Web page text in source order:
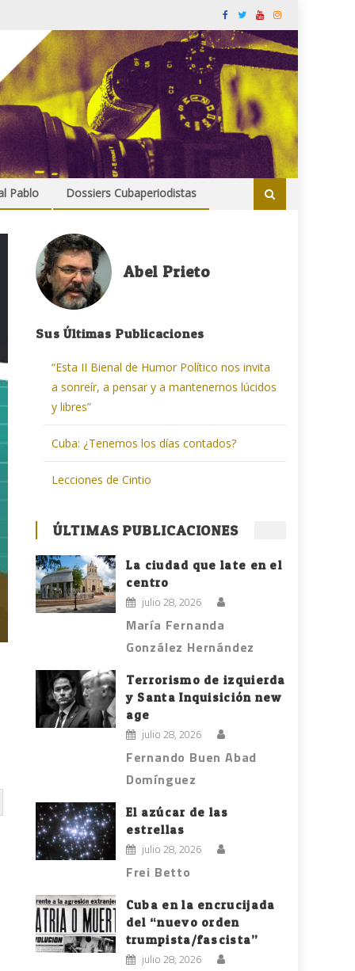
Pablo Dossiers Cubaperiodistas
Abel Prieto
Sus Últimas Publicaciones
“Esta II Bienal de Humor Político nos invita
a sonreír, a pensar y a mantenernos lúcidos
y libres”
Cuba: ¿Tenemos los días contados?
Lecciones de Cintio
ÚLTIMAS PUBLICACIONES
La ciudad que late en el
centro
julio 28, 2026
María Fernanda
González Hernández
Terrorismo de izquierda
y Santa Inquisición new
age
julio 28, 2026
Fernando Buen Abad
Domínguez
El azúcar de las
estrellas
julio 28, 2026
Frei Betto
Cuba en la encrucijada
del “nuevo orden
trumpista/fascista”
julio 28, 2026